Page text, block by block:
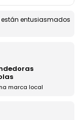
están entusiasmados
marca local